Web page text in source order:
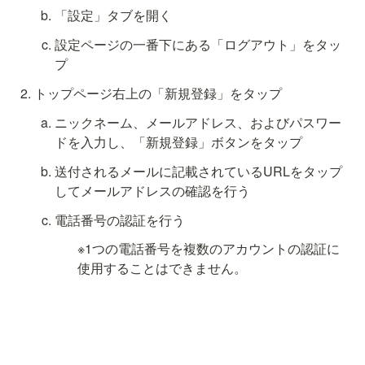
「設定」タブを開く
設定ページの一番下にある「ログアウト」をタッ
プ
トップページ右上の「新規登録」をタップ
ニックネーム、メールアドレス、およびパスワー
ドを入力し、「新規登録」ボタンをタップ
送付されるメールに記載されているURLをタップ
してメールアドレスの確認を行う
電話番号の認証を行う
※1つの電話番号を複数のアカウントの認証に
使用することはできません。